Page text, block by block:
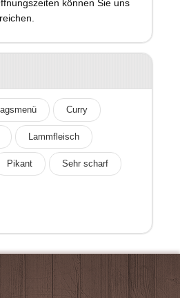
Curry
Lammfleisch
Pikant Sehr scharf